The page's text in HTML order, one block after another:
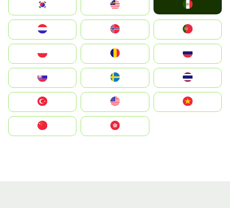
South Korea
United States
中國香港特別行政區